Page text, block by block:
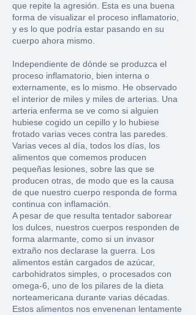
que repite la agresión. Esta es una buena
forma de visualizar el proceso inflamatorio,
y es lo que podría estar pasando en su
cuerpo ahora mismo.
Independiente de dónde se produzca el
proceso inflamatorio, bien interna o
externamente, es lo mismo. He observado
el interior de miles y miles de arterias. Una
arteria enferma se ve como si alguien
hubiese cogido un cepillo y lo hubiese
frotado varias veces contra las paredes.
Varias veces al día, todos los días, los
alimentos que comemos producen
pequeñas lesiones, sobre las que se
producen otras, de modo que es la causa
de que nuestro cuerpo responda de forma
continua con inflamación.
A pesar de que resulta tentador saborear
los dulces, nuestros cuerpos responden de
forma alarmante, como si un invasor
extraño nos declarase la guerra. Los
alimentos están cargados de azúcar,
carbohidratos simples, o procesados con
omega-6, uno de los pilares de la dieta
norteamericana durante varias décadas.
Estos alimentos nos envenenan lentamente